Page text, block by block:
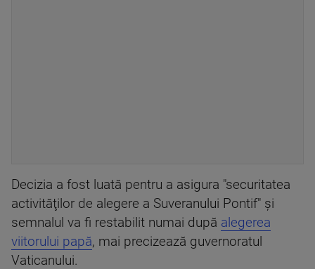
Decizia a fost luată pentru a asigura "securitatea
activităţilor de alegere a Suveranului Pontif" şi
semnalul va fi restabilit numai după alegerea
viitorului papă, mai precizează guvernoratul
Vaticanului.